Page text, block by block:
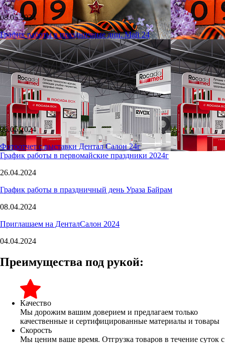
08.05.2024
График работы в праздничные дни. Май 24
06.05.2024
Фотоотчет с выставки Дентал Салон 24г
График работы в первомайские праздники 2024г
26.04.2024
График работы в праздничный день Ураза Байрам
08.04.2024
Приглашаем на ДенталСалон 2024
04.04.2024
Преимущества под рукой:
Качество
Мы дорожим вашим доверием и предлагаем только
качественные и сертифицированные материалы и товары